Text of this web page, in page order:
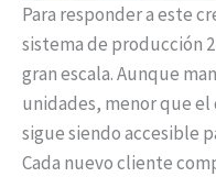
Para responder a este
sistema de producción
gran escala. Aunque
unidades, menor que
sigue siendo accesible
Cada nuevo cliente